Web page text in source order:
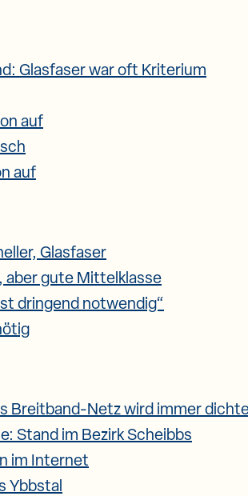
Glasfaser war oft Kriterium
auf
auf
Glasfaser
aber gute Mittelklasse
dringend notwendig“
Breitband-Netz wird immer
Stand im Bezirk Scheibbs
im Internet
Ybbstal